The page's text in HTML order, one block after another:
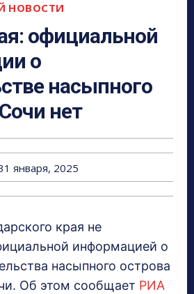
НОВОСТИ
официальной
о
насыпного
нет
января, 2025
края не
информацией о
насыпного острова
Об этом сообщает РИА